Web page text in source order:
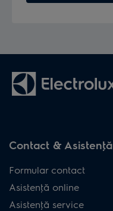
Contact & Asistenţă
Formular contact
Asistenţă online
Asistenţă service